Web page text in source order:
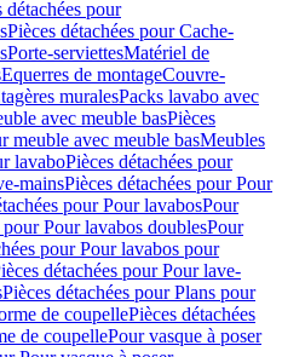
détachées pour
Pièces détachées pour Cache-
Porte-serviettesMatériel de
Equerres de montageCouvre-
muralesPacks lavabo avec
avec meuble basPièces
meuble avec meuble basMeubles
lavaboPièces détachées pour
mainsPièces détachées pour Pour
pour Pour lavabosPour
pour Pour lavabos doublesPour
pour Pour lavabos pour
détachées pour Pour lave-
Pièces détachées pour Plans pour
de coupellePièces détachées
de coupellePour vasque à poser